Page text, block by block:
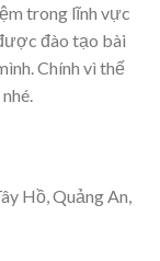
trong lĩnh vực
đào tạo bài
Chính vì thế
Hồ, Quảng An,